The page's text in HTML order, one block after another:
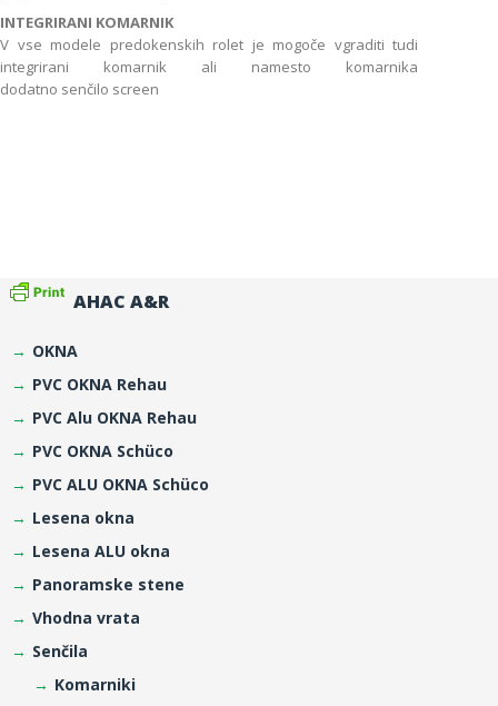
INTEGRIRANI KOMARNIK
V vse modele predokenskih rolet je mogoče vgraditi tudi
integrirani komarnik ali namesto komarnika
dodatno senčilo screen
AHAC A&R
OKNA
PVC OKNA Rehau
PVC Alu OKNA Rehau
PVC OKNA Schüco
PVC ALU OKNA Schüco
Lesena okna
Lesena ALU okna
Panoramske stene
Vhodna vrata
Senčila
Komarniki